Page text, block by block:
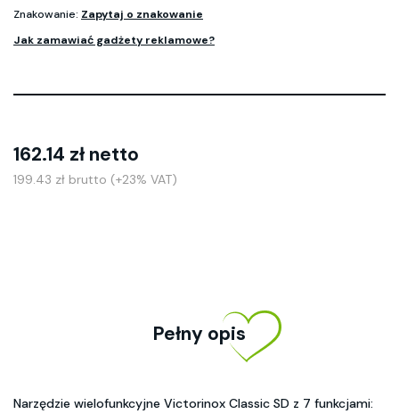
Znakowanie: Zapytaj o znakowanie
Jak zamawiać gadżety reklamowe?
162.14 zł netto
199.43 zł brutto (+23% VAT)
Pełny opis
Narzędzie wielofunkcyjne Victorinox Classic SD z 7 funkcjami: